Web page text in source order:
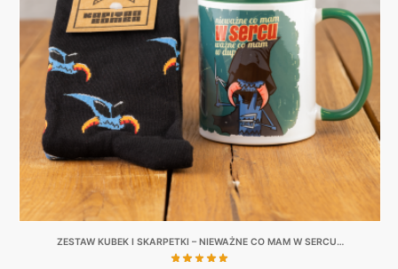
ZESTAW KUBEK I SKARPETKI – NIEWAŻNE CO MAM W SERCU…